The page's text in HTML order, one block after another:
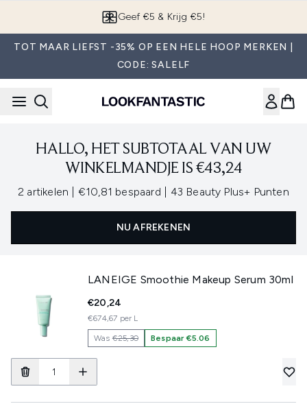
Geef €5 & Krijg €5!
TOT MAAR LIEFST -35% OP EEN HELE HOOP MERKEN |
CODE: SALELF
HALLO, HET SUBTOTAAL VAN UW
WINKELMANDJE IS €43,24
2 artikelen , €10,81 bespaard , 43 Beauty Plus+ Punten
NU AFREKENEN
LANEIGE Smoothie Makeup Serum 30ml
€20,24
€674,67 per L
Was€25,30 Bespaar €5.06